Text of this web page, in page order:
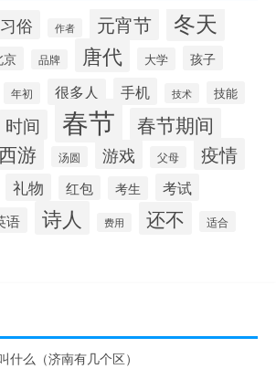
习俗 作者 元宵节 冬天
京 品牌 唐代 大学 孩子
年初 很多人 手机 技术 技能
时间 春节 春节期间
游 汤圆 游戏 父母 疫情
礼物 红包 考生 考试
语 诗人 费用 还不 适合
什么（济南有几个区）